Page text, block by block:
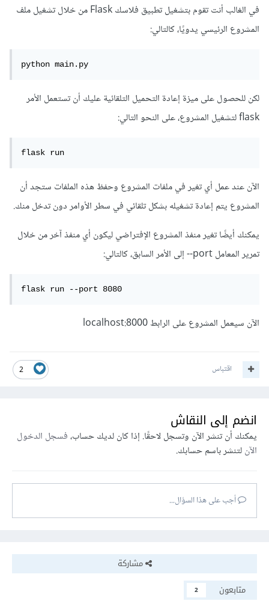
في الغالب أنت تقوم بتشغيل تطبيق فلاسك Flask من خلال تشغيل ملف
المشروع الرئيسي يدويًا، كالتالي:
python main.py
لكن للحصول على ميزة إعادة التحميل التلقائية عليك أن تستعمل الأمر
flask لتشغيل المشروع، على النحو التالي:
flask run
الآن عند عمل أي تغير في ملفات المشروع وحفظ هذه الملفات ستجد أن
المشروع يتم إعادة تشغيله بشكل تلقائي في سطر الأوامر دون تدخل منك.
يمكنك أيضًا تغير منفذ المشروع الإفتراضي ليكون أي منفذ آخر من خلال
تمرير المعامل port-- إلى الأمر السابق، كالتالي:
flask run --port 8080
الآن سيعمل المشروع على الرابط localhost:8000
2 اقتباس
انضم إلى النقاش
يمكنك أن تنشر الآن وتسجل لاحقًا. إذا كان لديك حساب،فسجل الدخول
الآنلتنشر باسم حسابك.
أجب على هذا السؤال...
مشاركة
متابعون
2